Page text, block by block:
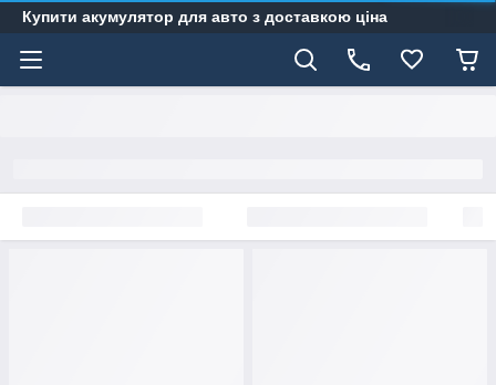
Купити акумулятор для авто з доставкою ціна